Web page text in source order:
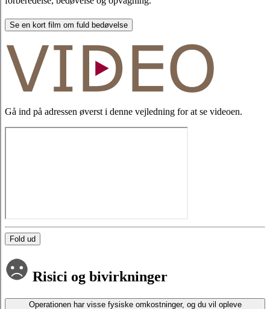
Se en kort film om fuld bedøvelse
Gå ind på adressen øverst i denne vejledning for at se videoen.
Fold ud
Risici og bivirkninger
Operationen har visse fysiske omkostninger, og du vil opleve